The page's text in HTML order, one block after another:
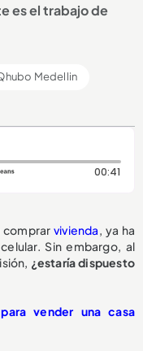
es el trabajo de
Medellin
00:41
comprarvivienda, ya ha
Sin embargo, al
¿estaría dispuesto
vender una casa